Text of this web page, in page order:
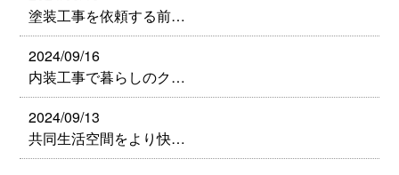
塗装工事を依頼する前…
2024/09/16
内装工事で暮らしのク…
2024/09/13
共同生活空間をより快…